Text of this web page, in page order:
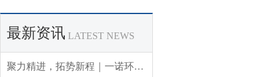
最新资讯 LATEST NEWS
聚力精进，拓势新程｜一诺环境 2026 年 Q3 销售集中营圆满收官